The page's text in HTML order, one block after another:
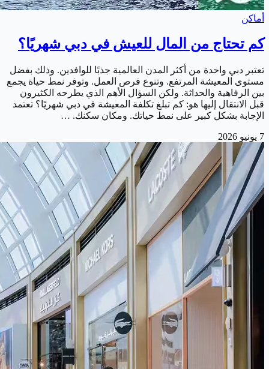
أماكن
كم تحتاج من المال للعيش في دبي شهريًا؟
تعتبر دبي واحدة من أكثر المدن العالمية جذبًا للوافدين. وذلك بفضل
مستوى المعيشة المرتفع. وتنوع فرص العمل. وتوفر نمط حياة يجمع
بين الرفاهية والحداثة. ولكن السؤال الأهم الذي يطرحه الكثيرون
قبل الانتقال إليها هو: كم تبلغ تكلفة المعيشة في دبي شهريًا؟ تعتمد
الإجابة بشكل كبير على نمط حياتك. ومكان سكنك. …
7 يونيو 2026